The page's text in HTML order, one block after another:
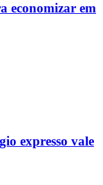
economizar em
expresso vale